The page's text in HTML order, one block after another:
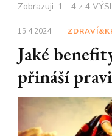
Zobrazuji: 1 - 4 z 4
15.4.2024
Jaké
přináší